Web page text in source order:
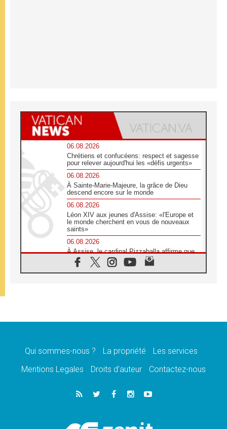
06.08.2026
Chrétiens et confucéens: respect et sagesse
pour relever aujourd'hui les «défis urgents»
06.08.2026
À Sainte-Marie-Majeure, la grâce de Dieu
descend encore sur le monde
06.08.2026
Léon XIV aux jeunes d'Assise: «l'Europe et
le monde cherchent en vous de nouveaux
saints»
06.08.2026
À Assise, le cardinal Pizzaballa affirme que
«les chrétiens veulent la paix»
06.08.2026
message de paix et de dignité humaine»
«La visite du Pape en Uruguay renforcera
05.08.2026
Le nonce en Ukraine: «Il est inquiétant
Qui sommes-nous ? La propriété
Les services
Mentions Legales
Droits d’auteur Contactez-nous